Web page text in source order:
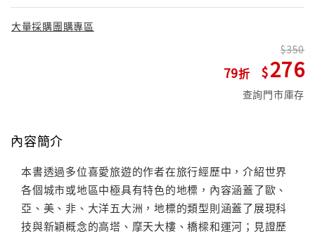
大量採購團購專區
79
350
276
查詢門市庫存
內容簡介
本書透過多位喜愛旅遊的作者在旅行經歷中，介紹世界
各個城市或地區中極具有特色的地標，內容涵蓋了歐、
亞、美、非、大洋五大洲，地標的類型則涵蓋了展現科
技與新穎概念的高塔、摩天大樓、橋樑和運河；見證歷